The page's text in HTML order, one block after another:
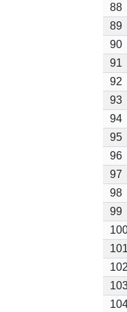
88
89
90
91
92
93
94
95
96
97
98
99
101
102